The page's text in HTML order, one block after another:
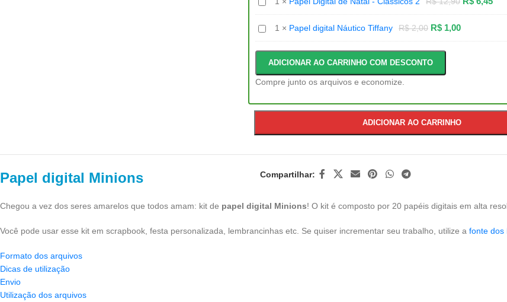
A
Bela
a
Digital
de
Natal
-
Clássicos
2
Papel
digital
Náutico
Tiffany
1 × Papel digital Náutico Tiffany R$2,00 R$ 1,00
ADICIONAR AO CARRINHO COM DESCONTO
Compre junto os arquivos e economize.
ADICIONAR AO CARRINHO
Compartilhar:
Papel digital Minions
Chegou a vez dos seres amarelos que todos amam: kit de papel digital Minions! O kit é composto por 20 papéis digitais em alta
Você pode usar esse kit em scrapbook, festa personalizada, lembrancinhas etc. Se quiser incrementar seu trabalho, utilize a fonte dos
Formato dos arquivos
Dicas de utilização
Envio
Utilização dos arquivos